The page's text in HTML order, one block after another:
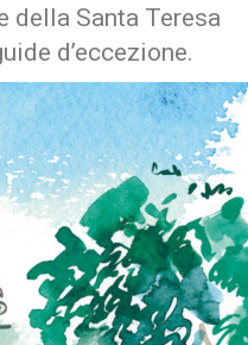
della Santa Teresa
d’eccezione.